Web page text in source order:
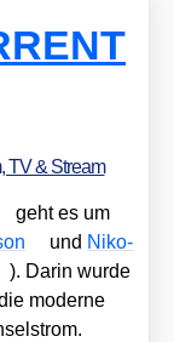
TV & Stream
geht es um
und Niko­
). Dar­in wur­de
moder­ne